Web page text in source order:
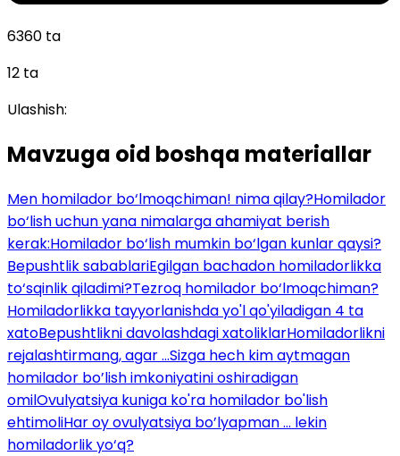
6360 ta
12 ta
Ulashish:
Mavzuga oid boshqa materiallar
Men homilador bo‘lmoqchiman! nima qilay?Homilador
bo‘lish uchun yana nimalarga ahamiyat berish
kerak:Homilador bo‘lish mumkin bo‘lgan kunlar qaysi?
Bepushtlik sabablariEgilgan bachadon homiladorlikka
to‘sqinlik qiladimi?Tezroq homilador bo‘lmoqchiman?
Homiladorlikka tayyorlanishda yo'l qo'yiladigan 4 ta
xatoBepushtlikni davolashdagi xatoliklarHomiladorlikni
rejalashtirmang, agar ...Sizga hech kim aytmagan
homilador bo’lish imkoniyatini oshiradigan
omilOvulyatsiya kuniga ko'ra homilador bo'lish
ehtimoliHar oy ovulyatsiya bo’lyapman ... lekin
homiladorlik yo‘q?